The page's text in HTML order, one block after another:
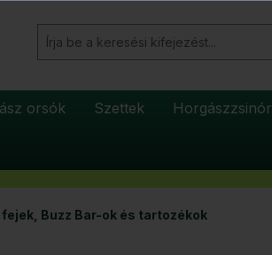
orsók Szettek Horgászzsinór
Buzz Bar-ok és tartozékok